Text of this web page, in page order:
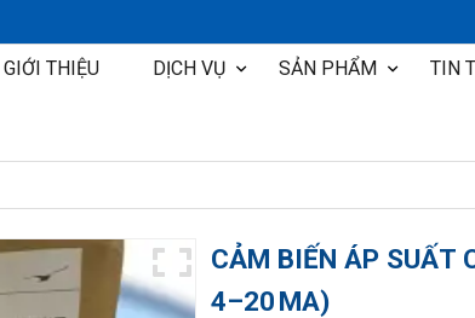
GIỚI THIỆU DỊCH VỤ SẢN PHẨM TIN
CẢM BIẾN ÁP SUẤT
4–20 MA)